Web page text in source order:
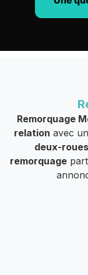
Remorquage
relation avec
deux-roues
remorquage